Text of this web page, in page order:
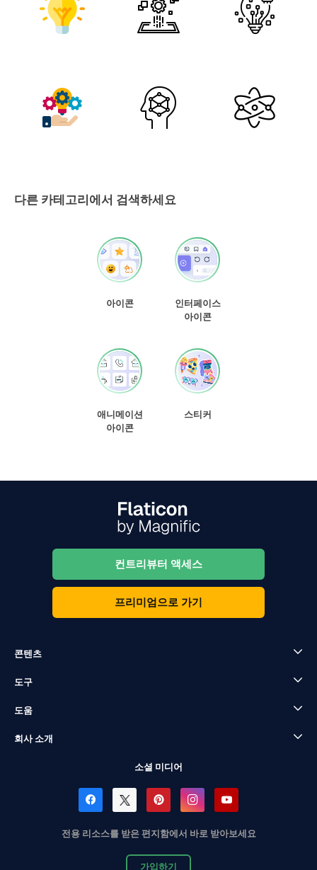
다른 카테고리에서 검색하세요
아이콘
인터페이스
아이콘
애니메이션
아이콘
스티커
컨트리뷰터 액세스
프리미엄으로 가기
콘텐츠
도구
도움
회사 소개
소셜 미디어
전용 리소스를 받은 편지함에서 바로 받아보세요
가입하기